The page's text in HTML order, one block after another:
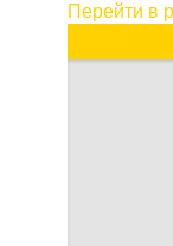
Перейти в